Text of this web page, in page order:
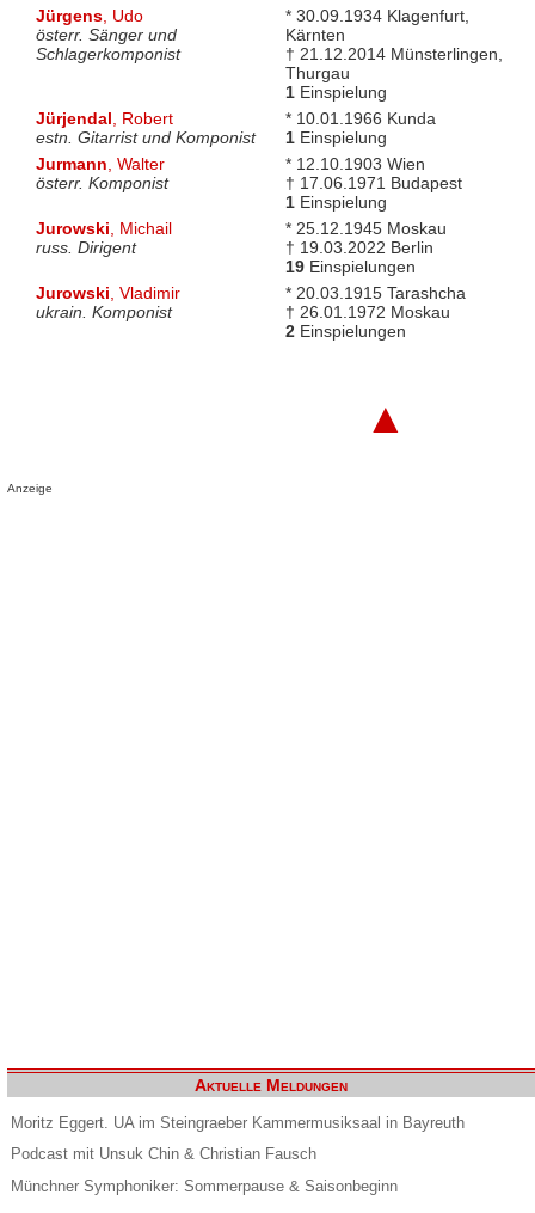
Jürgens, Udo
österr. Sänger und
Schlagerkomponist
* 30.09.1934 Klagenfurt,
Kärnten
† 21.12.2014 Münsterlingen,
Thurgau
1Einspielung
Jürjendal, Robert
estn. Gitarrist und Komponist
* 10.01.1966 Kunda
1Einspielung
Jurmann, Walter
österr. Komponist
* 12.10.1903 Wien
† 17.06.1971 Budapest
1Einspielung
Jurowski, Michail
russ. Dirigent
* 25.12.1945 Moskau
† 19.03.2022 Berlin
19Einspielungen
Jurowski, Vladimir
ukrain. Komponist
* 20.03.1915 Tarashcha
† 26.01.1972 Moskau
2Einspielungen
▲
Anzeige
Aktuelle Meldungen
Moritz Eggert. UA im Steingraeber Kammermusiksaal in Bayreuth
Podcast mit Unsuk Chin & Christian Fausch
Münchner Symphoniker: Sommerpause & Saisonbeginn